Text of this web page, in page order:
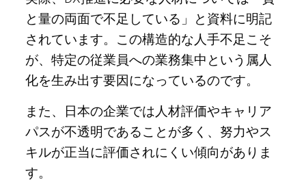
と量の両面で不足している」と資料に明記
されています。この構造的な人手不足こそ
が、特定の従業員への業務集中という属人
化を生み出す要因になっているのです。
また、日本の企業では人材評価やキャリア
パスが不透明であることが多く、努力やス
キルが正当に評価されにくい傾向がありま
す。